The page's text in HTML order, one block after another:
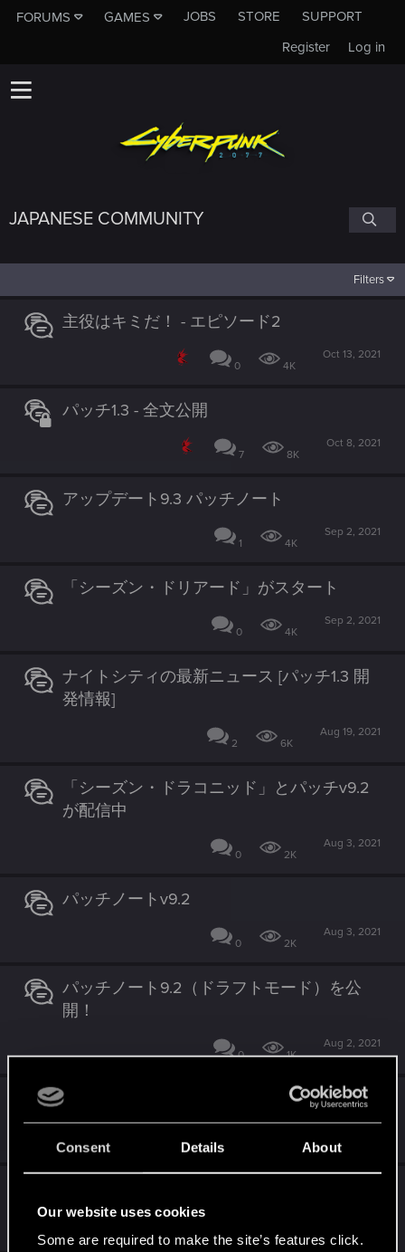
Consent Details About
Our website uses cookies
Some are required to make the site’s features click.
FORUMS GAMES JOBS STORE
SUPPORT
Log in
Register
JAPANESE COMMUNITY
Filters
主役はキミだ！ - エピソード2
0 4K
Oct 13, 2021
パッチ1.3 - 全文公開
7 8K
Oct 8, 2021
アップデート9.3 パッチノート
1 4K
Sep 2, 2021
「シーズン・ドリアード」がスタート
0 4K
Sep 2, 2021
ナイトシティの最新ニュース [パッチ1.3 開
発情報]
2 6K
Aug 19, 2021
「シーズン・ドラコニッド」とパッチv9.2
が配信中
0 2K
Aug 3, 2021
パッチノートv9.2
0 2K
Aug 3, 2021
パッチノート9.2（ドラフトモード）を公
開！
0 1K
Aug 2, 2021
「シーズン・グリフィン」がスタート
0